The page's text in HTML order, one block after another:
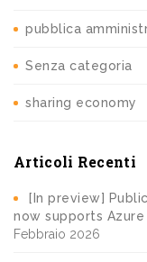
pubblica
Senza categoria
sharing economy
Articoli Recenti
[In preview]
now supports Azure
Febbraio 2026